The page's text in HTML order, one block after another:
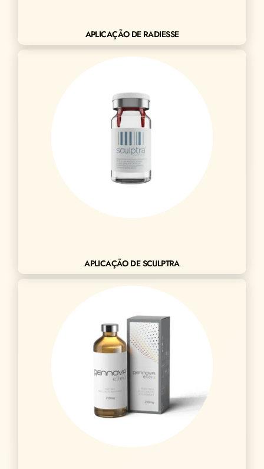
APLICAÇÃO DE RADIESSE
APLICAÇÃO DE SCULPTRA